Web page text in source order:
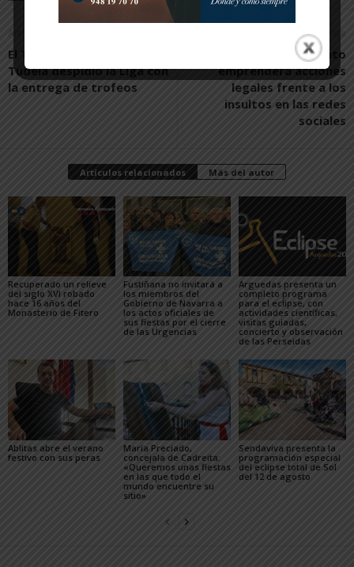
Artículo anterior
El Trofeo de la Amistad de
Tudela despidió la Liga con
la entrega de trofeos
Artículo siguiente
El ayuntamiento
emprenderá acciones
legales frente a los
insultos en las redes
sociales
Artículos relacionados Más del autor
Recuperado un relieve
del siglo XVI robado
hace 16 años del
Monasterio de Fitero
Fustiñana no invitará a
los miembros del
Gobierno de Navarra a
los actos oficiales de
sus fiestas por el cierre
de las Urgencias
Arguedas presenta un
completo programa
para el eclipse, con
actividades científicas,
visitas guiadas,
concierto y observación
de las Perseidas
Ablitas abre el verano
festivo con sus peras
María Preciado,
concejala de Cadreita:
«Queremos unas fiestas
en las que todo el
mundo encuentre su
sitio»
Sendaviva presenta la
programación especial
del eclipse total de Sol
del 12 de agosto